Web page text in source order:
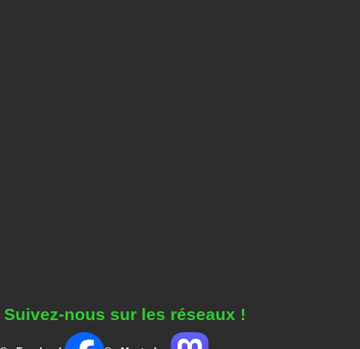
Suivez-nous sur les réseaux !